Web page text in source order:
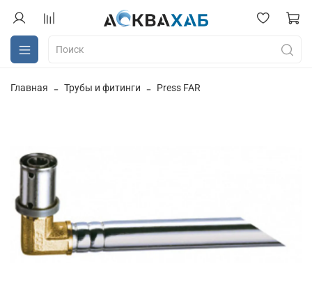
Главная Трубы и фитинги Press FAR